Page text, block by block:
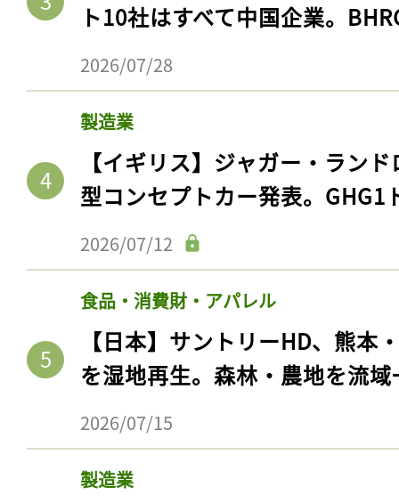
ト10社はすべて中国企業。
2026/07/28
製造業
【イギリス】ジャガー・ラン
型コンセプトカー発表。GHG1
2026/07/12
食品・消費財・アパレル
【日本】サントリーHD、熊本
を湿地再生。森林・農地を流
2026/07/15
製造業
ログイン
会員登録